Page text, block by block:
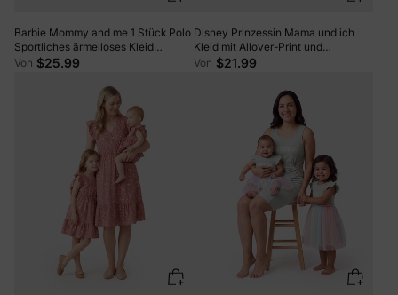
Barbie Mommy and me 1 Stück Polo
Sportliches ärmelloses Kleid
Fuchsie
Von $25.99
Disney Prinzessin Mama und ich
Kleid mit Allover-Print und
Blumenmuster rosa
Von $21.99